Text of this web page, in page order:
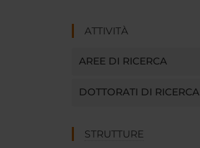
ATTIVITÀ
AREE DI RICERCA
DOTTORATI DI RICERCA
STRUTTURE